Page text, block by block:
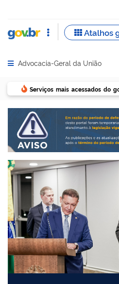
Abrir menu principal de
Advocacia-Geral da União
Serviços mais acessados do